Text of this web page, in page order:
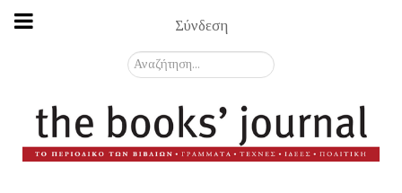
Σύνδεση
Αναζήτηση...